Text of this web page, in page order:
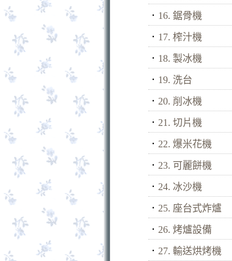
． 16. 鋸骨機
． 17. 榨汁機
． 18. 製冰機
． 19. 洗台
． 20. 削冰機
． 21. 切片機
． 22. 爆米花機
． 23. 可麗餅機
． 24. 冰沙機
． 25. 座台式炸爐
． 26. 烤爐設備
． 27. 輸送烘烤機